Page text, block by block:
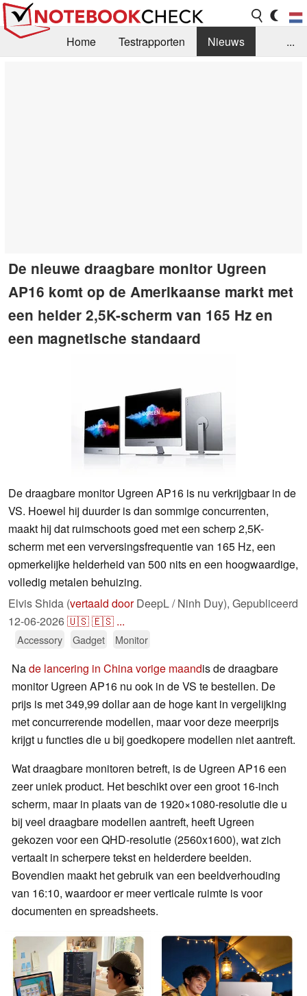
Home Testrapporten
Nieuws
...
De nieuwe draagbare monitor Ugreen
AP16 komt op de Amerikaanse markt met
een helder 2,5K-scherm van 165 Hz en
een magnetische standaard
De draagbare monitor Ugreen AP16 is nu verkrijgbaar in de
VS. Hoewel hij duurder is dan sommige concurrenten,
maakt hij dat ruimschoots goed met een scherp 2,5K-
scherm met een verversingsfrequentie van 165 Hz, een
opmerkelijke helderheid van 500 nits en een hoogwaardige,
volledig metalen behuizing.
Elvis Shida (vertaald doorDeepL / Ninh Duy), Gepubliceerd
12-06-2026🇺🇸🇪🇸 ...
Accessory Gadget Monitor
Nade lancering in China vorige maandis de draagbare
monitor Ugreen AP16 nu ook in de VS te bestellen. De
prijs is met 349,99 dollar aan de hoge kant in vergelijking
met concurrerende modellen, maar voor deze meerprijs
krijgt u functies die u bij goedkopere modellen niet aantreft.
Wat draagbare monitoren betreft, is de Ugreen AP16 een
zeer uniek product. Het beschikt over een groot 16-inch
scherm, maar in plaats van de 1920×1080-resolutie die u
bij veel draagbare modellen aantreft, heeft Ugreen
gekozen voor een QHD-resolutie (2560x1600), wat zich
vertaalt in scherpere tekst en helderdere beelden.
Bovendien maakt het gebruik van een beeldverhouding
van 16:10, waardoor er meer verticale ruimte is voor
documenten en spreadsheets.